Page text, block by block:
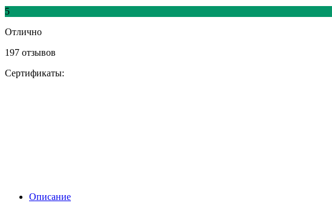
5
Отлично
197 отзывов
Сертификаты:
Описание